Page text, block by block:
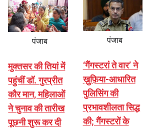
पंजाब
मुक्तसर की तियां में
पहुंचीं डॉ. गुरप्रीत
कौर मान, महिलाओं
ने चुनाव की तारीख
पूछनी शुरू कर दी
पंजाब
‘गैंगस्टरां ते वार’ ने
ख़ुफ़िया-आधारित
पुलिसिंग की
प्रभावशीलता सिद्ध
की; गैंगस्टरों के